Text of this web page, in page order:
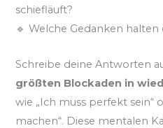
schiefläuft?
🔹 Welche Gedanken halten
Schreibe deine Antworten
größten Blockaden in
wie „Ich muss perfekt sein“
machen“. Diese mentalen